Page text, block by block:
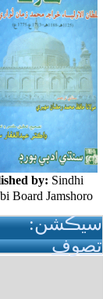
سيڪشن:
تصوف